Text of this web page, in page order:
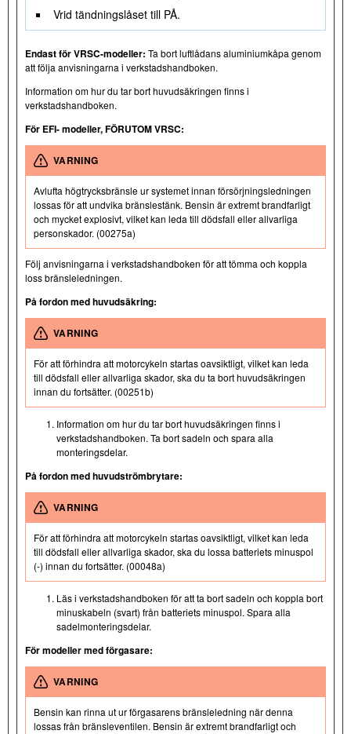
Vrid tändningslåset till PÅ.
Endast för VRSC-modeller: Ta bort luftlådans aluminiumkåpa genom
att följa anvisningarna i verkstadshandboken.
Information om hur du tar bort huvudsäkringen finns i
verkstadshandboken.
För EFI- modeller, FÖRUTOM VRSC:
VARNING
Avlufta högtrycksbränsle ur systemet innan försörjningsledningen
lossas för att undvika bränslestänk. Bensin är extremt brandfarligt
och mycket explosivt, vilket kan leda till dödsfall eller allvarliga
personskador. (00275a)
Följ anvisningarna i verkstadshandboken för att tömma och koppla
loss bränsleledningen.
På fordon med huvudsäkring:
VARNING
För att förhindra att motorcykeln startas oavsiktligt, vilket kan leda
till dödsfall eller allvarliga skador, ska du ta bort huvudsäkringen
innan du fortsätter. (00251b)
Information om hur du tar bort huvudsäkringen finns i
verkstadshandboken. Ta bort sadeln och spara alla
monteringsdelar.
På fordon med huvudströmbrytare:
VARNING
För att förhindra att motorcykeln startas oavsiktligt, vilket kan leda
till dödsfall eller allvarliga skador, ska du lossa batteriets minuspol
(-) innan du fortsätter. (00048a)
Läs i verkstadshandboken för att ta bort sadeln och koppla bort
minuskabeln (svart) från batteriets minuspol. Spara alla
sadelmonteringsdelar.
För modeller med förgasare:
VARNING
Bensin kan rinna ut ur förgasarens bränsleledning när denna
lossas från bränsleventilen. Bensin är extremt brandfarligt och